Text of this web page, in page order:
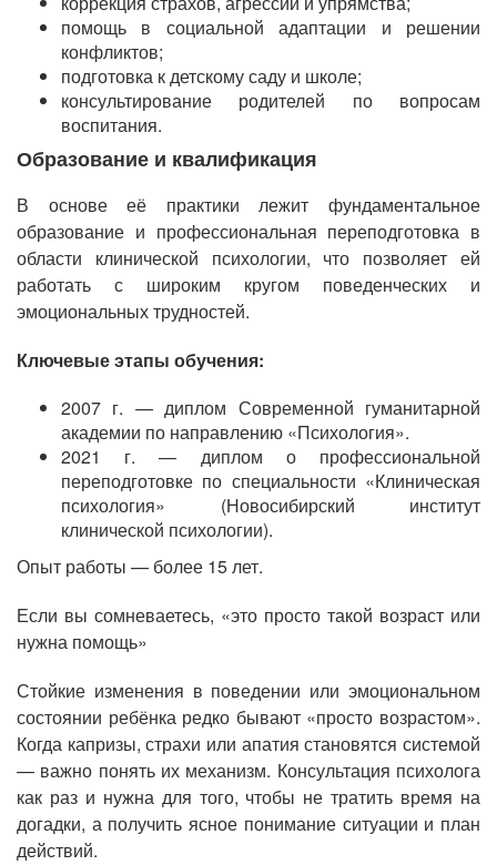
помощь в социальной адаптации и решении
конфликтов;
подготовка к детскому саду и школе;
консультирование родителей по вопросам
воспитания.
Образование и квалификация
В основе её практики лежит фундаментальное
образование и профессиональная переподготовка в
области клинической психологии, что позволяет ей
работать с широким кругом поведенческих и
эмоциональных трудностей.
Ключевые этапы обучения:
2007 г. — диплом Современной гуманитарной
академии по направлению «Психология».
2021 г. — диплом о профессиональной
переподготовке по специальности «Клиническая
психология» (Новосибирский институт
клинической психологии).
Опыт работы — более 15 лет.
Если вы сомневаетесь, «это просто такой возраст или
нужна помощь»
Стойкие изменения в поведении или эмоциональном
состоянии ребёнка редко бывают «просто возрастом».
Когда капризы, страхи или апатия становятся системой
— важно понять их механизм. Консультация психолога
как раз и нужна для того, чтобы не тратить время на
догадки, а получить ясное понимание ситуации и план
действий.